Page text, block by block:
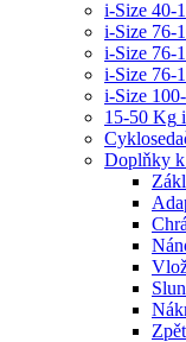
i-Size 40-
i-Size 76-
i-Size 76-
i-Size 76-
i-Size
15-50 Kg
Doplňky k